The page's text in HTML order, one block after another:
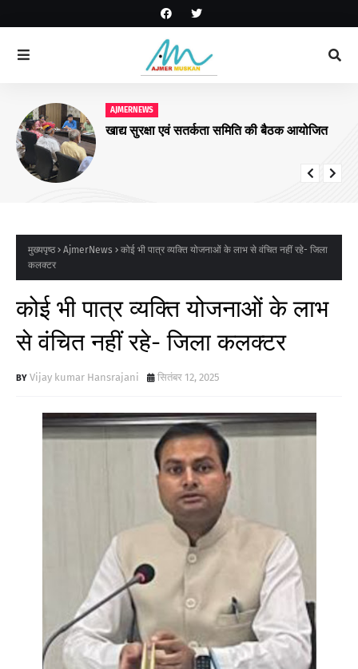
AJMERNEWS
खाद्य सुरक्षा एवं सतर्कता समिति की बैठक आयोजित
मुख्यपृष्ठ AjmerNews
कोई भी पात्र व्यक्ति योजनाओं के लाभ से वंचित नहीं रहे- जिला
कलक्टर
कोई भी पात्र व्यक्ति योजनाओं के लाभ
से वंचित नहीं रहे- जिला कलक्टर
Vijay kumar Hansrajani सितंबर 12, 2025